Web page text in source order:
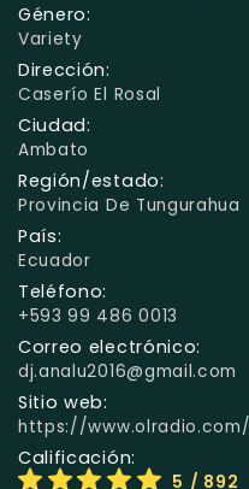
Género:
Variety
Dirección:
Caserío El Rosal
Ciudad:
Ambato
Región/estado:
Provincia De Tungurahua
País:
Ecuador
Teléfono:
+593 99 486 0013
Correo electrónico:
dj.analu2016@gmail.com
Sitio web:
https://www.olradio.com/
Calificación:
5 / 892